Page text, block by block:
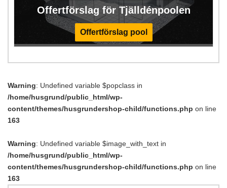
Offertförslag för Tjälldénpoolen
Offertförslag pool
Warning: Undefined variable $popclass in
/home/husgrund/public_html/wp-
content/themes/husgrundershop-child/functions.php on line
163
Warning: Undefined variable $image_with_text in
/home/husgrund/public_html/wp-
content/themes/husgrundershop-child/functions.php on line
163